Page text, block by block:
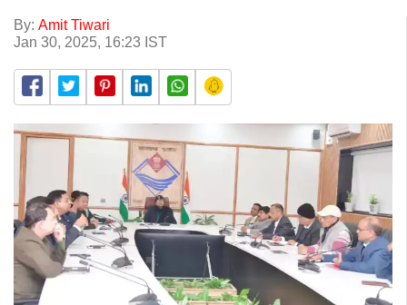
By: Amit Tiwari
Jan 30, 2025, 16:23 IST